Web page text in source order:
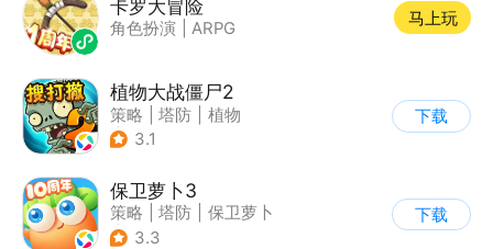
卡罗大冒险
角色扮演 ARPG
马上玩
植物大战僵尸2
策略 塔防
植物
| 植物大战僵尸
3.1
下载
保卫萝卜3
策略 塔防
保卫萝卜
| 卡通
3.3
下载